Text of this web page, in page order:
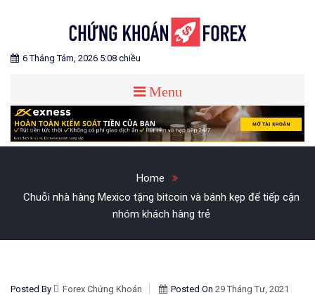
CHỨNG KHOÁN FOREX
Blog chia sẻ về Chứng Khoán và Forex
6 Tháng Tám, 2026 5:08 chiều
Menu
Home
Chuỗi nhà hàng Mexico tặng bitcoin và bánh kẹp để tiếp cận
nhóm khách hàng trẻ
Posted By Forex Chứng Khoán Posted On 29 Tháng Tư, 2021